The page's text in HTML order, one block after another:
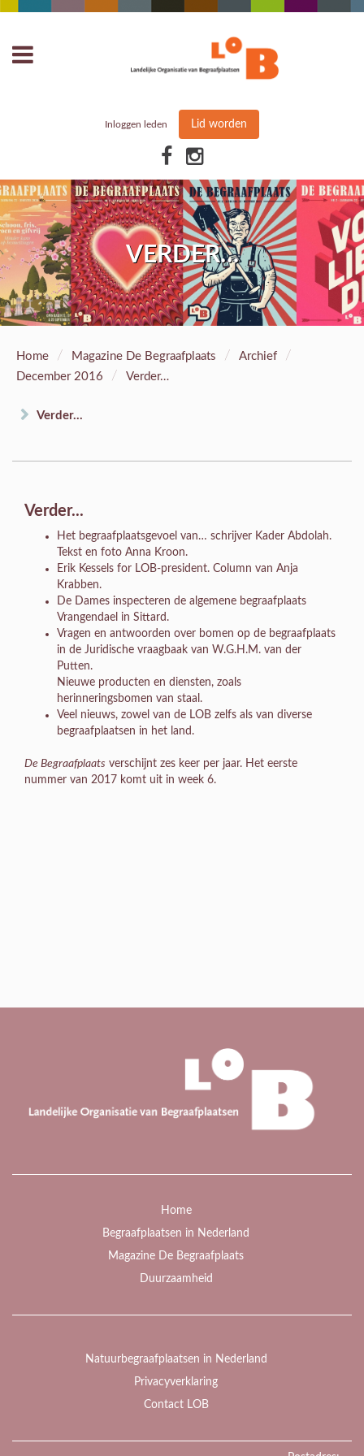
Inloggen leden Lid worden
VERDER…
Home / Magazine De Begraafplaats / Archief /
December 2016 / Verder…
Verder...
Verder...
Het begraafplaatsgevoel van… schrijver Kader Abdolah.
Tekst en foto Anna Kroon.
Erik Kessels for LOB-president. Column van Anja
Krabben.
De Dames inspecteren de algemene begraafplaats
Vrangendael in Sittard.
Vragen en antwoorden over bomen op de begraafplaats
in de Juridische vraagbaak van W.G.H.M. van der
Putten.
Nieuwe producten en diensten, zoals
herinneringsbomen van staal.
Veel nieuws, zowel van de LOB zelfs als van diverse
begraafplaatsen in het land.
De Begraafplaats verschijnt zes keer per jaar. Het eerste
nummer van 2017 komt uit in week 6.
Home
Begraafplaatsen in Nederland
Magazine De Begraafplaats
Duurzaamheid
Natuurbegraafplaatsen in Nederland
Privacyverklaring
Contact LOB